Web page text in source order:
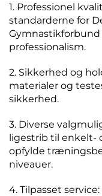
1. Professionel
standarderne for
Gymnastikforbund
professionalism.
2. Sikkerhed og
materialer og
sikkerhed.
3. Diverse
ligestrib til enkelt-
opfylde
niveauer.
4. Tilpasset